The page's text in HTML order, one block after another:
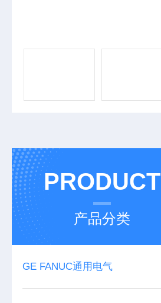
PRODUCT
产品分类
GE FANUC通用电气